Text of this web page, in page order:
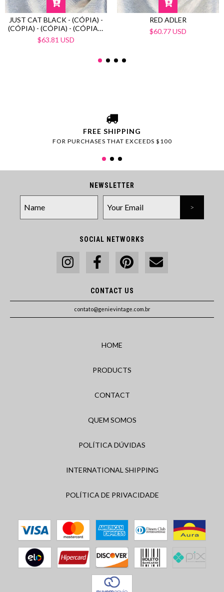
JUST CAT BLACK - (CÓPIA) -
(CÓPIA) - (CÓPIA) - (CÓPIA) -
(CÓPIA) - (CÓPIA) - (CÓPIA) -
(CÓPIA) - (CÓPIA) - (CÓPIA) -
(CÓPIA) - (CÓPIA) - (CÓPIA) -
$63.81 USD
RED ADLER
$60.77 USD
FREE SHIPPING
FOR PURCHASES THAT EXCEEDS $100
NEWSLETTER
SOCIAL NETWORKS
CONTACT US
contato@genievintage.com.br
HOME
PRODUCTS
CONTACT
QUEM SOMOS
POLÍTICA DÚVIDAS
INTERNATIONAL SHIPPING
POLÍTICA DE PRIVACIDADE